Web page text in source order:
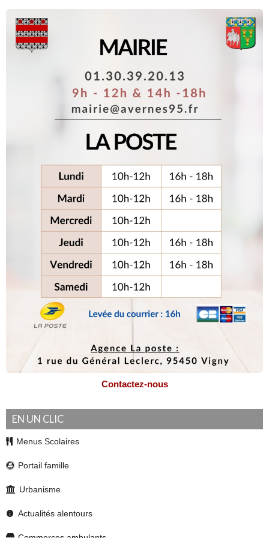
Faites l’apéro, pas la guerre
Une comédie de Julien Sigalas, à consommer sans modération ! Venez découvrir cette
comédie déjantée signée Julien Sigalas. Matthieu Jolibert a pris une grande résolution
soit… D’autant plus que le soir même, le couple est invité chez Francky, le meilleur ami
s’annonce festive […]
Projets d’installation d’antenne mobile 3G/4G
Antenne pour la couverture de Gadancourt :
Les photomontages complémentaires réalisés par l’opérateur en janvier 2026 ont
montré qu’un mât de 32 mètres à l’endroit préférentiel
Numéros à connaître en cas d’urgence
La mairie souhaite vous rappeler les numéros à connaître en cas d’urgence.
Contactez-nous
EN UN CLIC
Menus Scolaires
Portail famille
Urbanisme
Actualités alentours